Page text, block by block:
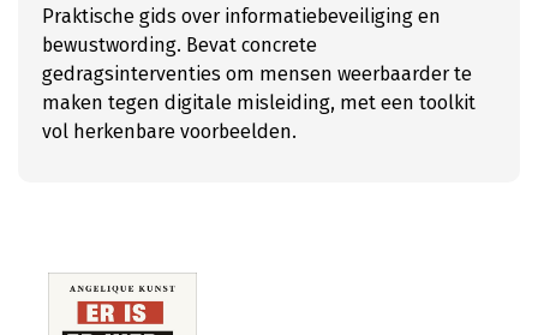
Praktische gids over informatiebeveiliging en
bewustwording. Bevat concrete
gedragsinterventies om mensen weerbaarder te
maken tegen digitale misleiding, met een toolkit
vol herkenbare voorbeelden.